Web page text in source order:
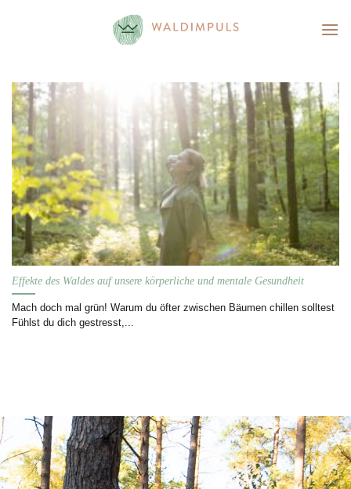
Effekte des Waldes auf unsere körperliche und mentale Gesundheit
Mach doch mal grün! Warum du öfter zwischen Bäumen chillen solltest
Fühlst du dich gestresst,...